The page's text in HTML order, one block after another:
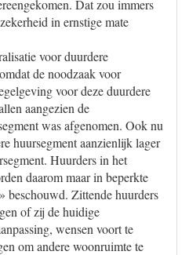
Dat zou immers
in ernstige mate
voor duurdere
de noodzaak voor
voor deze duurdere
aangezien de
was afgenomen. Ook nu
huursegment aanzienlijk lager
Huurders in het
daarom maar in beperkte
beschouwd. Zittende huurders
of zij de huidige
wensen voort te
om andere woonruimte te